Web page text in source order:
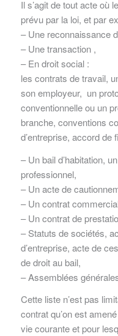
Il s’agit de tout acte où
prévu par la loi, et par
– Une reconnaissance
– Une transaction ,
– En droit social :
les contrats de travail,
son employeur, un
conventionnelle ou un
branche, conventions
d’entreprise, accord de
– Un bail d’habitation,
professionnel,
– Un acte de
– Un contrat
– Un contrat de
– Statuts de sociétés,
d’entreprise, acte de
de droit au bail,
– Assemblées
Cette liste n’est pas
contrat qu’on est
vie courante et pour